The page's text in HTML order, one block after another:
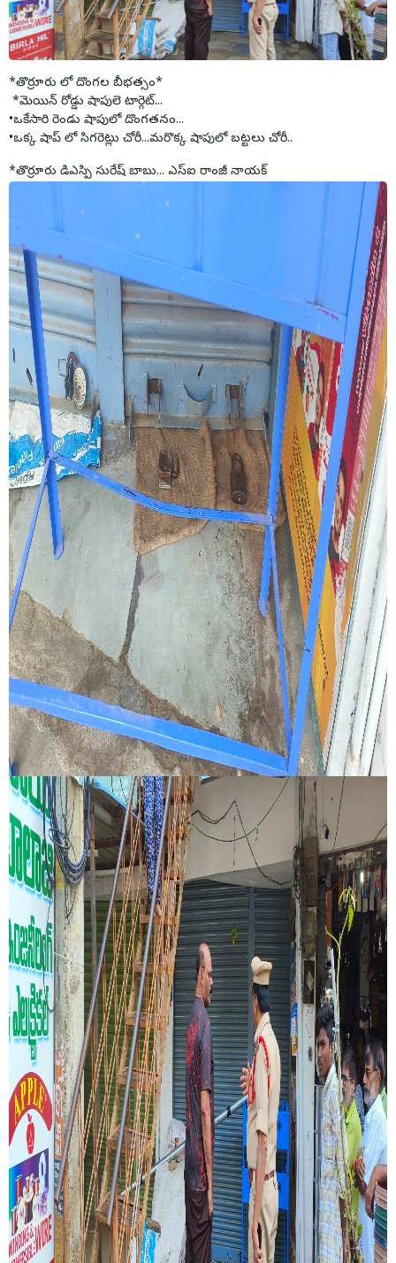
*తొర్రూరు లో దొంగల బీభత్సం*
*మెయిన్ రోడ్డు షాపులె టార్గెట్...
•ఒకేసారి రెండు షాపులో దొంగతనం...
•ఒక్క షాప్ లో సిగరెట్లు చోరీ...మరొక్క షాపులో బట్టలు చోరీ..
*తొర్రూరు డిఎస్పి సురేష్ బాబు... ఎస్ఐ రాంజీ నాయక్